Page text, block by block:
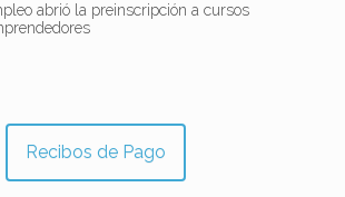
abrió la preinscripción a cursos
Recibos de Pago